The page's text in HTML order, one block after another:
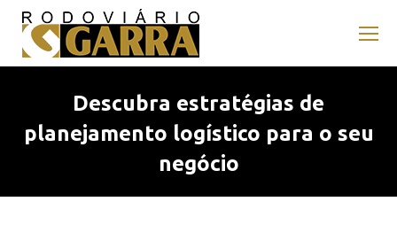
Descubra estratégias de
planejamento logístico para o seu
negócio